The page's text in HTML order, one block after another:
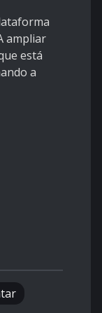
ampliar
está
a